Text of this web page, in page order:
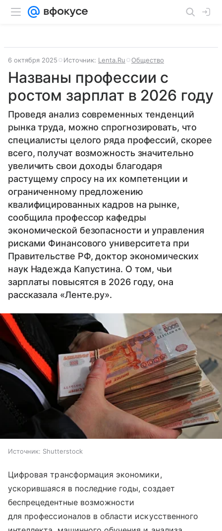
6 октября 2025 Источник: Lenta.Ru Общество
Названы профессии с
ростом зарплат в 2026 году
Проведя анализ современных тенденций
рынка труда, можно спрогнозировать, что
специалисты целого ряда профессий, скорее
всего, получат возможность значительно
увеличить свои доходы благодаря
растущему спросу на их компетенции и
ограниченному предложению
квалифицированных кадров на рынке,
сообщила профессор кафедры
экономической безопасности и управления
рисками Финансового университета при
Правительстве РФ, доктор экономических
наук Надежда Капустина. О том, чьи
зарплаты повысятся в 2026 году, она
рассказала «Ленте.ру».
Источник: Shutterstock
Цифровая трансформация экономики,
ускорившаяся в последние годы, создает
беспрецедентные возможности
для профессионалов в области искусственного